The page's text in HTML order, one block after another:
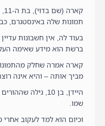
תמונות שלה באינסטגרם,
בעוד לה, אין חשבונות
ברשת הוא מידע שאימה
קארה אמרה שחלק
מביך אותה – והיא אינה
היידן, בן 10, גילה
שמו.
וכיום הוא למד לעקוב